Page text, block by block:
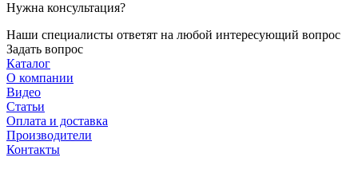
Нужна консультация?
Наши специалисты ответят на любой интересующий вопрос
Задать вопрос
Каталог
О компании
Видео
Статьи
Оплата и доставка
Производители
Контакты